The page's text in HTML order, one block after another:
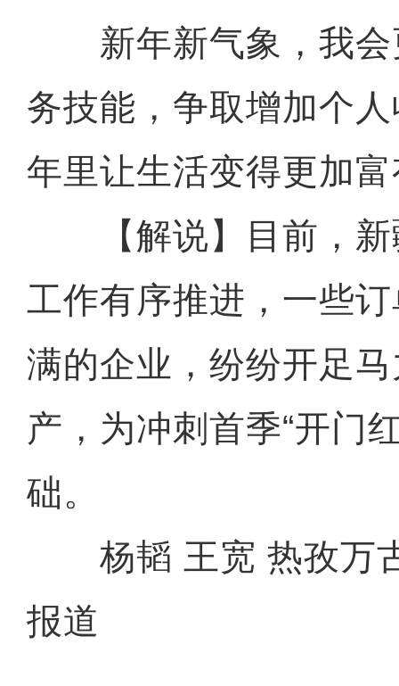
新年新气象，我会
务技能，争取增加个
年里让生活变得更加
【解说】目前，新
工作有序推进，一些
满的企业，纷纷开足
产，为冲刺首季“开门
础。
杨韬 王宽 热孜万
报道